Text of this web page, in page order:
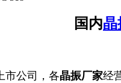
国内晶
市公司，各晶振厂家经